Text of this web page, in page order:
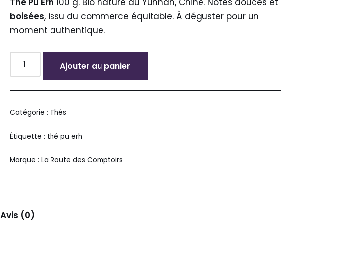
Thé Pu Erh 100 g. Bio nature du Yunnan, Chine. Notes douces et
boisées, issu du commerce équitable. À déguster pour un
moment authentique.
Ajouter au panier
Alternative:
Catégorie : Thés
Étiquette : thé pu erh
Marque :La Route des Comptoirs
Avis (0)